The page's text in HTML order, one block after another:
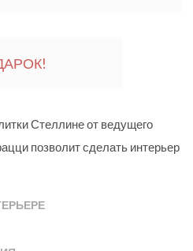
Стеллине от ведущего
позволит сделать интерьер
и сбалансированным. В
мрамор». Плитка